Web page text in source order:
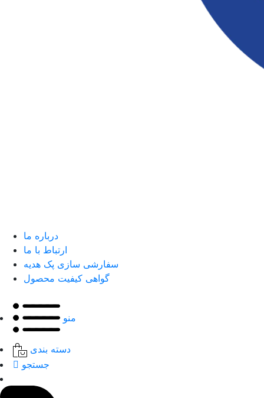
درباره ما
ارتباط با ما
سفارشی سازی پک هدیه
گواهی کیفیت محصول
منو
دسته بندی
جستجو